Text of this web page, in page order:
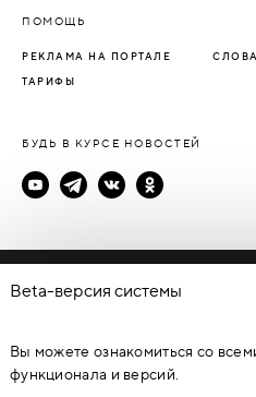
ПОМОЩЬ
РЕКЛАМА НА ПОРТАЛЕ
ТАРИФЫ
БУДЬ В КУРСЕ НОВОСТЕЙ
Политика
© Каталог дверей - DverProf,
являются объектами
копирование,
Beta-версия системы
Вы можете ознакомиться со
функционала и версий.